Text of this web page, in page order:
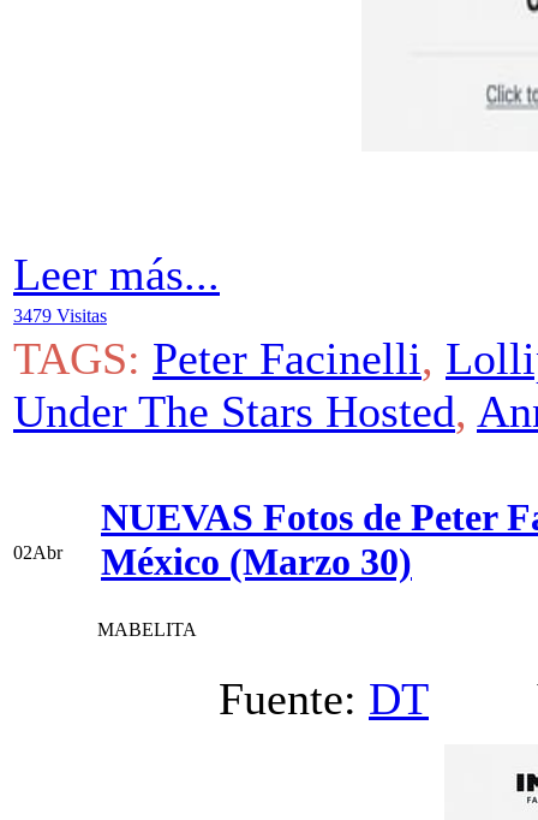
Leer más...
3479 Visitas
TAGS: Peter Facinelli,
Under The Stars Hosted,
02Abr
NUEVAS Fotos de Peter
México (Marzo 30)
MABELITA
Fuente: DT